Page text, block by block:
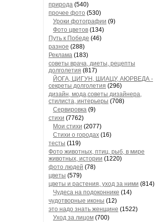
природа (540)
прочее фото (530)
Уроки фотографии (9)
Фото цветов (134)
Путь к Победе (46)
разное (288)
Реклама (183)
советы врача, диеты, рецепты
долголетия (817)
ЙОГА, ЦИГУН, ШИАЦУ, АЮРВЕДА -
секреты долголетия (296)
дизайн, мода,советы дизайнера,
стилиста, интерьеры (708)
Сервировка (9)
стихи (7762)
Мои стихи (2077)
Стихи о городах (16)
тесты (119)
Фото животных, птиц, рыб, в мире
животных, истории (1220)
фото людей (78)
цветы (579)
цветы и растения, уход за ними (814)
Чудеса на подоконнике (14)
чудотворные иконы (12)
это надо знать женщине (1522)
Уход за лицом (700)